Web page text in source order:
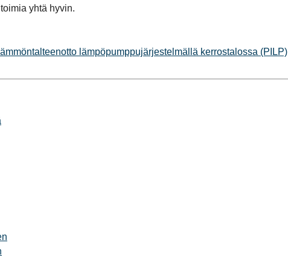
yhtä hyvin.
lämpöpumppujärjestelmällä kerrostalossa (PILP)